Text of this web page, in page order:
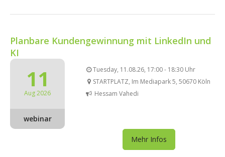
Planbare Kundengewinnung mit LinkedIn und
KI
11
Aug 2026
webinar
Tuesday, 11.08.26, 17:00 - 18:30 Uhr
STARTPLATZ, Im Mediapark 5, 50670 Köln
Hessam Vahedi
Mehr Infos